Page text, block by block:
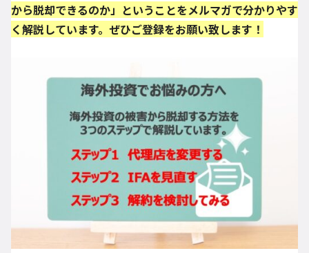
から脱却できるのか」ということをメルマガで分かりやす
く解説しています。ぜひご登録をお願い致します！